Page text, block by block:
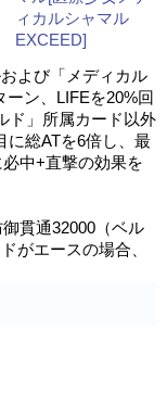
よび「メディカル
ーン、LIFEを20%回
ド」所属カード以外
に総ATを6倍し、最
中+直撃の効果を
貫通32000（ベル
がエースの場合、